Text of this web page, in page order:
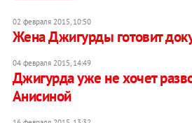
02 февраля 2015, 10:50
Жена Джигурды готовит
04 февраля 2015, 14:49
Джигурда уже не хочет
Анисиной